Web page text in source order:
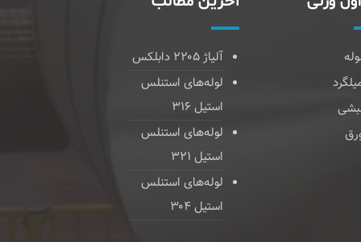
آلیاژ ۲۲۰۵ دابلکس
لوله‌های استنلس
استیل ۳۱۶
لوله‌های استنلس
استیل ۳۲۱
لوله‌های استنلس
استیل ۳۰۴